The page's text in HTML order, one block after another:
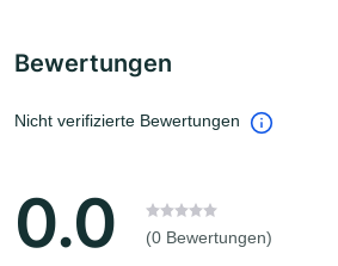
Bewertungen
Nicht verifizierte Bewertungen
0.0 (0 Bewertungen)